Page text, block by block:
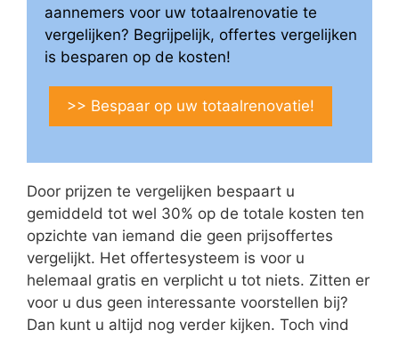
aannemers voor uw totaalrenovatie te
vergelijken? Begrijpelijk, offertes vergelijken
is besparen op de kosten!
>> Bespaar op uw totaalrenovatie!
Door prijzen te vergelijken bespaart u
gemiddeld tot wel 30% op de totale kosten ten
opzichte van iemand die geen prijsoffertes
vergelijkt. Het offertesysteem is voor u
helemaal gratis en verplicht u tot niets. Zitten er
voor u dus geen interessante voorstellen bij?
Dan kunt u altijd nog verder kijken. Toch vind